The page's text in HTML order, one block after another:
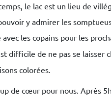
le lac est un lieu de
y admirer les
les copains pour les
difficile de ne pas se laisser
colorées.
de cœur pour nous. Après